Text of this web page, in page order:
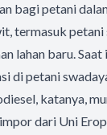
bagi petani
termasuk
lahan baru.
di petani
katanya,
dari Uni